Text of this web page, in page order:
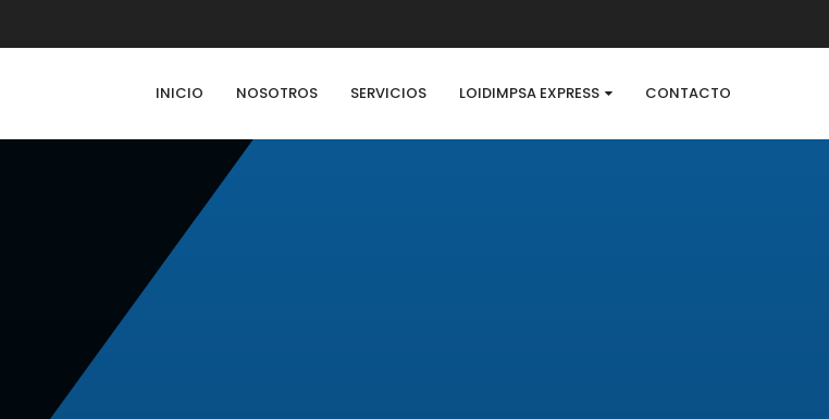
INICIO NOSOTROS SERVICIOS LOIDIMPSA EXPRESS CONTACTO